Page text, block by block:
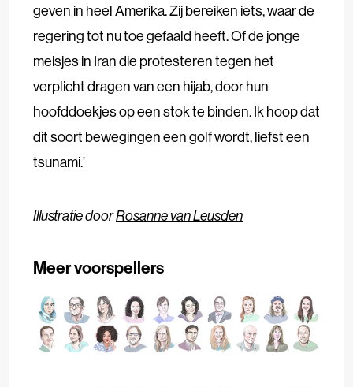
geven in heel Amerika. Zij bereiken iets, waar de
regering tot nu toe gefaald heeft. Of de jonge
meisjes in Iran die protesteren tegen het
verplicht dragen van een hijab, door hun
hoofddoekjes op een stok te binden. Ik hoop dat
dit soort bewegingen een golf wordt, liefst een
tsunami.’
Illustratie doorRosanne van Leusden
Meer voorspellers